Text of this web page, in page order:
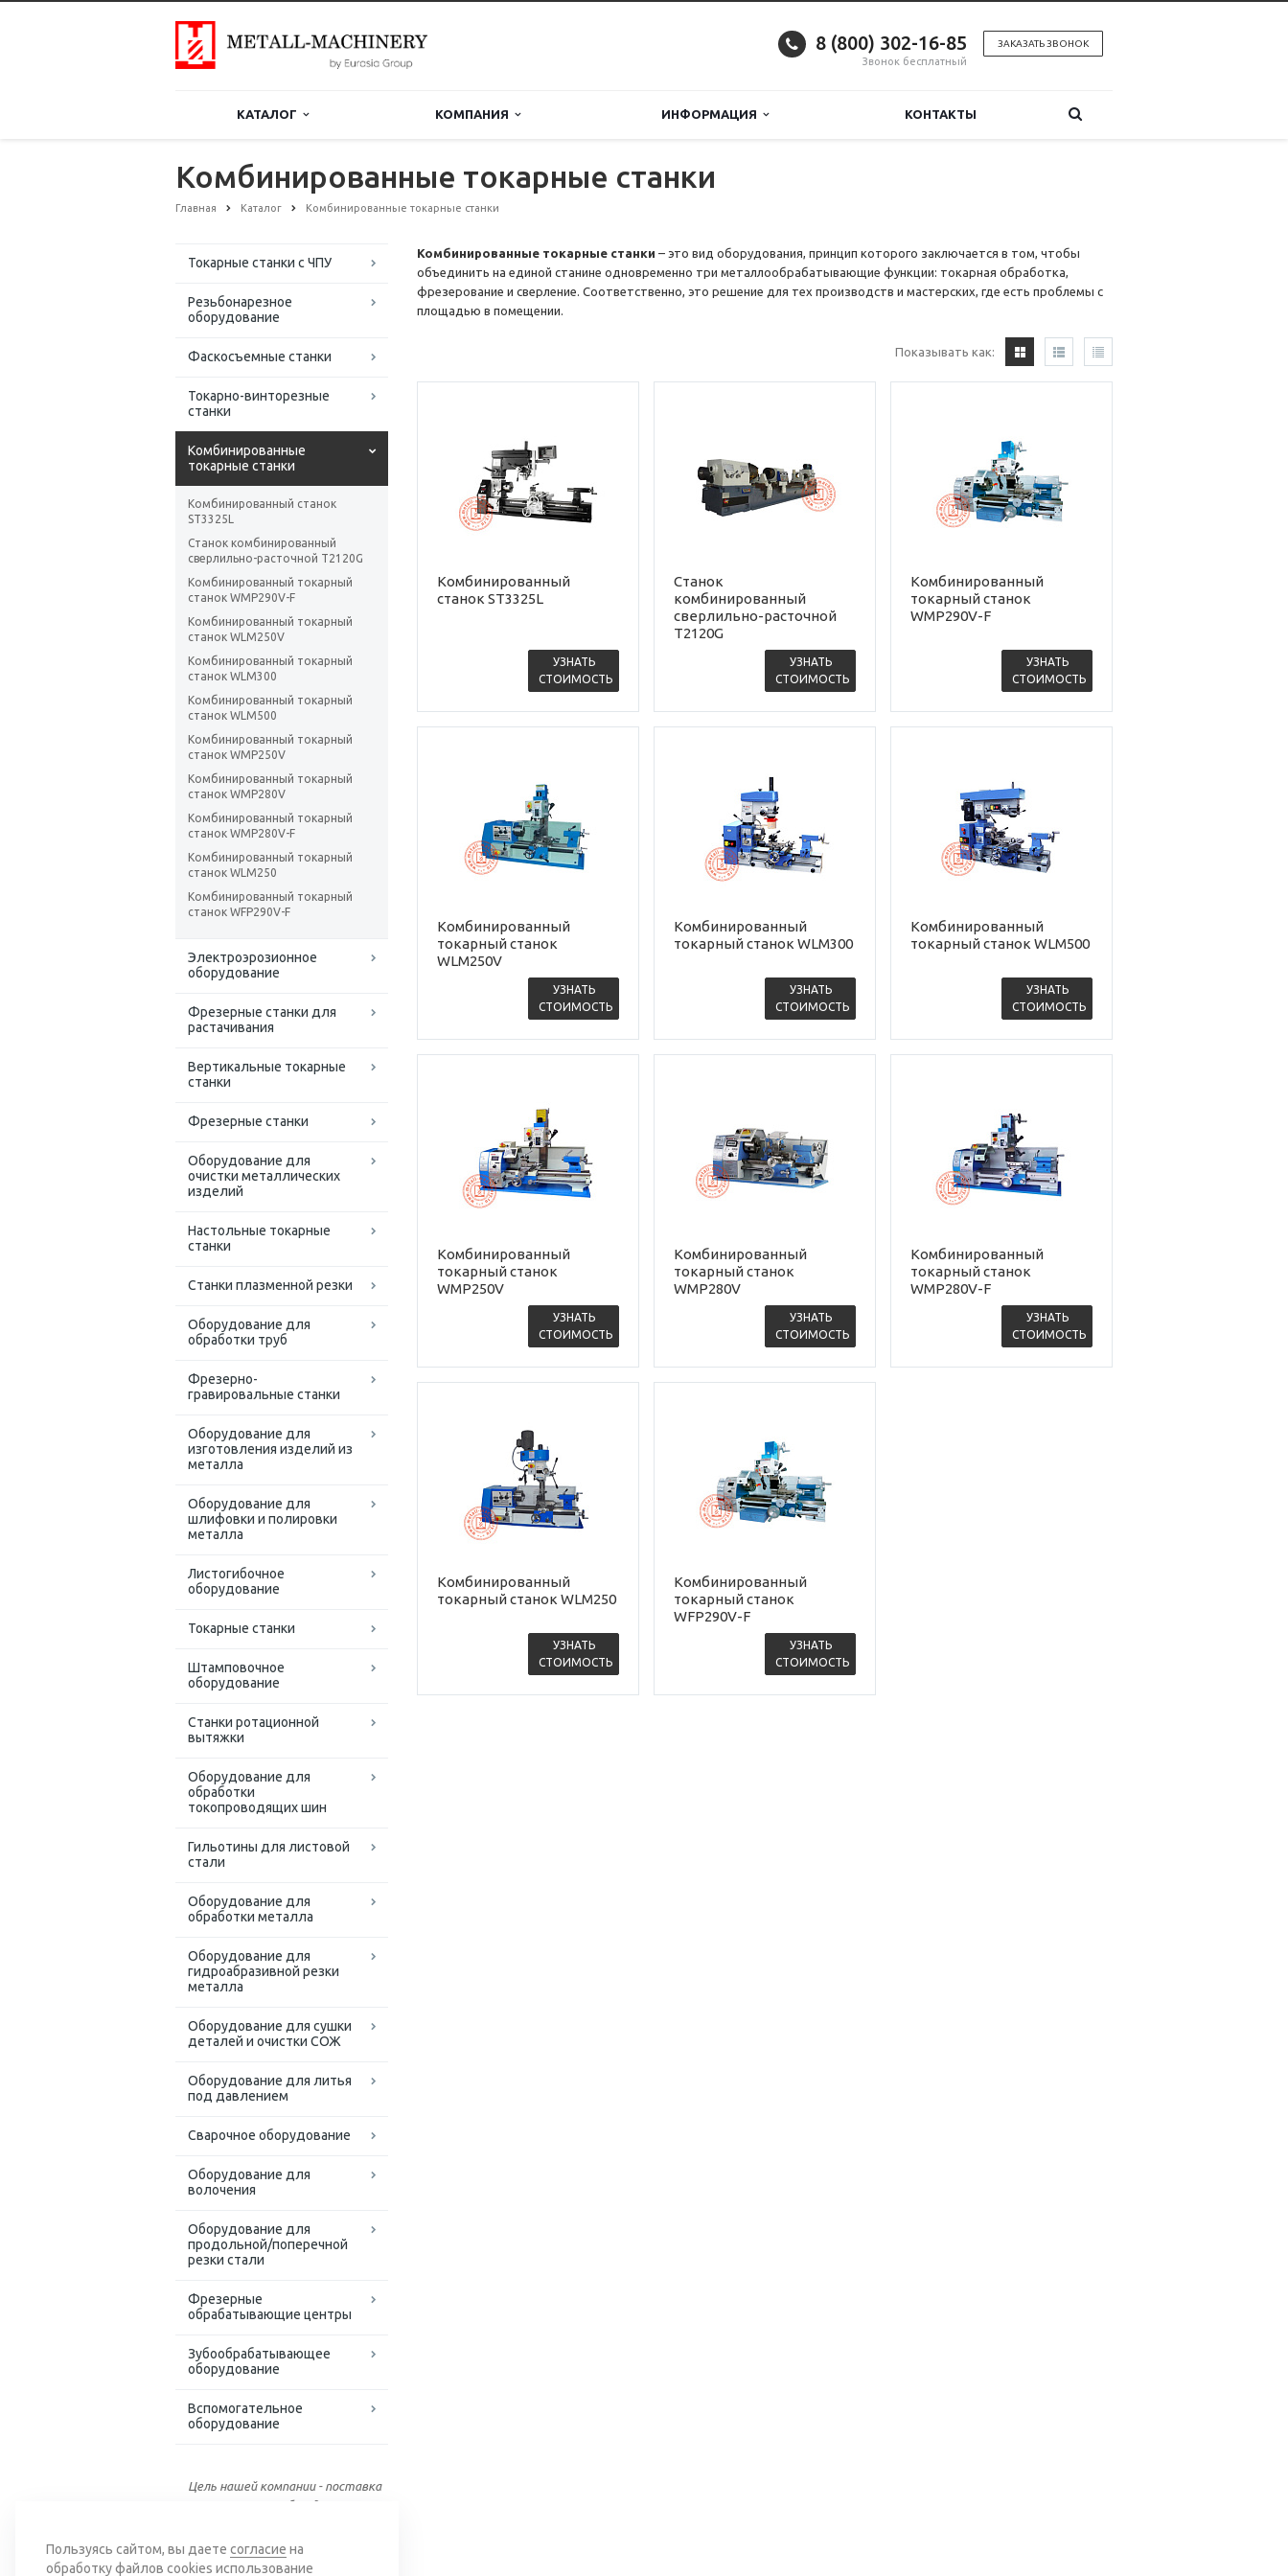
ЗАКАЗАТЬ ЗВОНОК
8 (800) 302-16-85
Звонок бесплатный
КАТАЛОГ КОМПАНИЯ ИНФОРМАЦИЯ КОНТАКТЫ
Комбинированные токарные станки
Главная Каталог Комбинированные токарные станки
Токарные станки с ЧПУ
Резьбонарезное
оборудование
Фаскосъемные станки
Токарно-винторезные
станки
Комбинированные
токарные станки
Комбинированный станок
ST3325L
Станок комбинированный
сверлильно-расточной T2120G
Комбинированный токарный
станок WMP290V-F
Комбинированный токарный
станок WLM250V
Комбинированный токарный
станок WLM300
Комбинированный токарный
станок WLM500
Комбинированный токарный
станок WMP250V
Комбинированный токарный
станок WMP280V
Комбинированный токарный
станок WMP280V-F
Комбинированный токарный
станок WLM250
Комбинированный токарный
станок WFP290V-F
Электроэрозионное
оборудование
Фрезерные станки для
растачивания
Вертикальные токарные
станки
Фрезерные станки
Оборудование для
очистки металлических
изделий
Настольные токарные
станки
Станки плазменной резки
Оборудование для
обработки труб
Фрезерно-
гравировальные станки
Оборудование для
изготовления изделий из
металла
Оборудование для
шлифовки и полировки
металла
Листогибочное
оборудование
Токарные станки
Штамповочное
оборудование
Станки ротационной
вытяжки
Оборудование для
обработки
токопроводящих шин
Гильотины для листовой
стали
Оборудование для
обработки металла
Оборудование для
гидроабразивной резки
металла
Оборудование для сушки
деталей и очистки СОЖ
Оборудование для литья
под давлением
Сварочное оборудование
Оборудование для
волочения
Оборудование для
продольной/поперечной
резки стали
Фрезерные
обрабатывающие центры
Зубообрабатывающее
оборудование
Вспомогательное
оборудование
Цель нашей компании - поставка
качественного оборудования
цветных металлов.
Комбинированные токарные станки – это вид оборудования, принцип которого заключается в том, чтобы
объединить на единой станине одновременно три металлообрабатывающие функции: токарная обработка,
фрезерование и сверление. Соответственно, это решение для тех производств и мастерских, где есть проблемы с
площадью в помещении.
Показывать как:
Комбинированный
станок ST3325L
УЗНАТЬ
СТОИМОСТЬ
Станок
комбинированный
сверлильно-расточной
T2120G
УЗНАТЬ
СТОИМОСТЬ
Комбинированный
токарный станок
WMP290V-F
УЗНАТЬ
СТОИМОСТЬ
Комбинированный
токарный станок
WLM250V
УЗНАТЬ
СТОИМОСТЬ
Комбинированный
токарный станок WLM300
УЗНАТЬ
СТОИМОСТЬ
Комбинированный
токарный станок WLM500
УЗНАТЬ
СТОИМОСТЬ
Комбинированный
токарный станок
WMP250V
УЗНАТЬ
СТОИМОСТЬ
Комбинированный
токарный станок
WMP280V
УЗНАТЬ
СТОИМОСТЬ
Комбинированный
токарный станок
WMP280V-F
УЗНАТЬ
СТОИМОСТЬ
Комбинированный
токарный станок WLM250
УЗНАТЬ
СТОИМОСТЬ
Комбинированный
токарный станок
WFP290V-F
УЗНАТЬ
СТОИМОСТЬ
Пользуясь сайтом, вы даете согласие на
обработкуфайлов cookies использование